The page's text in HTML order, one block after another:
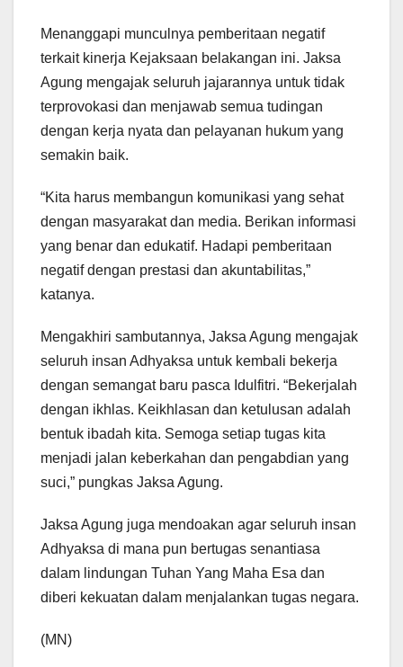
Menanggapi munculnya pemberitaan negatif
terkait kinerja Kejaksaan belakangan ini. Jaksa
Agung mengajak seluruh jajarannya untuk tidak
terprovokasi dan menjawab semua tudingan
dengan kerja nyata dan pelayanan hukum yang
semakin baik.
“Kita harus membangun komunikasi yang sehat
dengan masyarakat dan media. Berikan informasi
yang benar dan edukatif. Hadapi pemberitaan
negatif dengan prestasi dan akuntabilitas,”
katanya.
Mengakhiri sambutannya, Jaksa Agung mengajak
seluruh insan Adhyaksa untuk kembali bekerja
dengan semangat baru pasca Idulfitri. “Bekerjalah
dengan ikhlas. Keikhlasan dan ketulusan adalah
bentuk ibadah kita. Semoga setiap tugas kita
menjadi jalan keberkahan dan pengabdian yang
suci,” pungkas Jaksa Agung.
Jaksa Agung juga mendoakan agar seluruh insan
Adhyaksa di mana pun bertugas senantiasa
dalam lindungan Tuhan Yang Maha Esa dan
diberi kekuatan dalam menjalankan tugas negara.
(MN)